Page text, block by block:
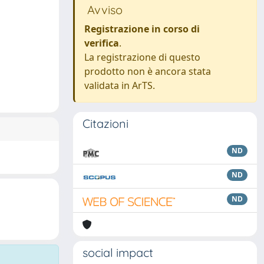
Avviso
Registrazione in corso di
verifica.
La registrazione di questo
prodotto non è ancora stata
validata in ArTS.
Citazioni
ND
ND
ND
social impact